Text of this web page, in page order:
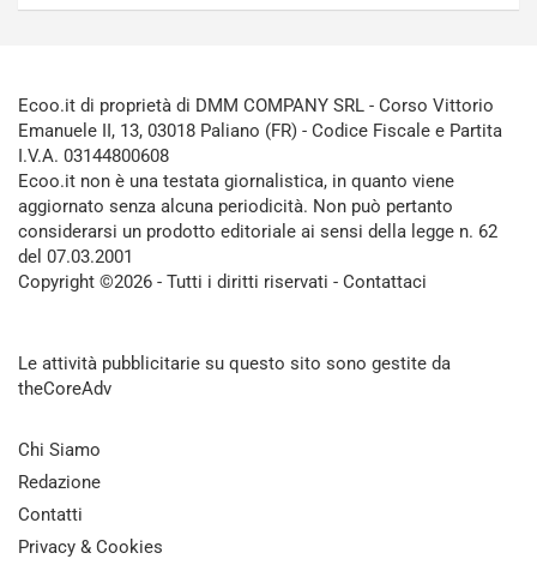
Ecoo.it di proprietà di DMM COMPANY SRL - Corso Vittorio
Emanuele II, 13, 03018 Paliano (FR) - Codice Fiscale e Partita
I.V.A. 03144800608
Ecoo.it non è una testata giornalistica, in quanto viene
aggiornato senza alcuna periodicità. Non può pertanto
considerarsi un prodotto editoriale ai sensi della legge n. 62
del 07.03.2001
Copyright ©2026 - Tutti i diritti riservati - Contattaci
Le attività pubblicitarie su questo sito sono gestite da
theCoreAdv
Chi Siamo
Redazione
Contatti
Privacy & Cookies